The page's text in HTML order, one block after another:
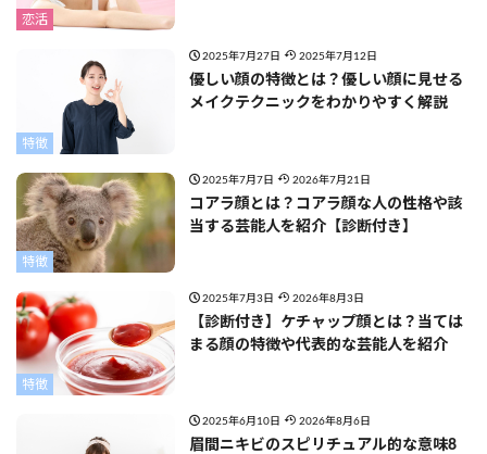
恋活
特徴
2025年7月27日 2025年7月12日
優しい顔の特徴とは？優しい顔に見せる
メイクテクニックをわかりやすく解説
特徴
2025年7月7日 2026年7月21日
コアラ顔とは？コアラ顔な人の性格や該
当する芸能人を紹介【診断付き】
特徴
2025年7月3日 2026年8月3日
【診断付き】ケチャップ顔とは？当ては
まる顔の特徴や代表的な芸能人を紹介
2025年6月10日 2026年8月6日
眉間ニキビのスピリチュアル的な意味8